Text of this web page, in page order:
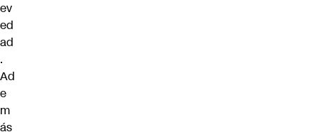
ev
ed
ad
.
Ad
e
m
ás